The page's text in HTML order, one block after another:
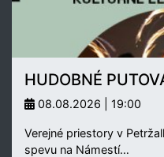
HUDOBNÉ
08.08.2026 | 19:00
Verejné priestory v
spevu na Námestí…